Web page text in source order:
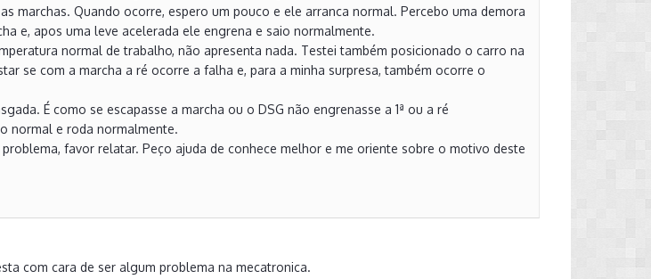
marchas. Quando ocorre, espero um pouco e ele arranca normal. Percebo uma demora
e, apos uma leve acelerada ele engrena e saio normalmente.
normal de trabalho, não apresenta nada. Testei também posicionado o carro na
se com a marcha a ré ocorre a falha e, para a minha surpresa, também ocorre o
É como se escapasse a marcha ou o DSG não engrenasse a 1ª ou a ré
normal e roda normalmente.
favor relatar. Peço ajuda de conhece melhor e me oriente sobre o motivo deste
com cara de ser algum problema na mecatronica.